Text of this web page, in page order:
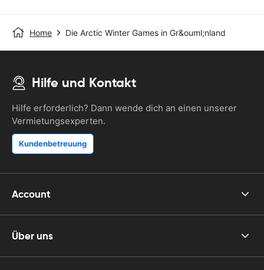
Home Die Arctic Winter Games in Gr&ouml;nland
Hilfe und Kontakt
Hilfe erforderlich? Dann wende dich an einen unserer
Vermietungsexperten.
Kundenbetreuung
Account
Über uns